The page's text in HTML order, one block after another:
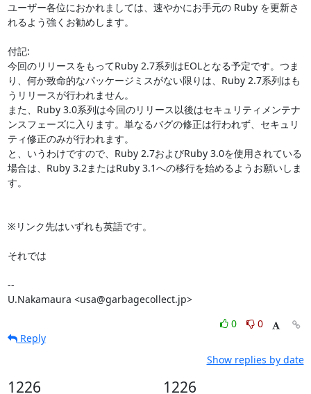
ユーザー各位におかれましては、速やかにお手元の Ruby を更新さ
れるよう強くお勧めします。
付記:
今回のリリースをもってRuby 2.7系列はEOLとなる予定です。つま
り、何か致命的なパッケージミスがない限りは、Ruby 2.7系列はも
うリリースが行われません。
また、Ruby 3.0系列は今回のリリース以後はセキュリティメンテナ
ンスフェーズに入ります。単なるバグの修正は行われず、セキュリ
ティ修正のみが行われます。
と、いうわけですので、Ruby 2.7およびRuby 3.0を使用されている
場合は、Ruby 3.2またはRuby 3.1への移行を始めるようお願いしま
す。
※リンク先はいずれも英語です。
それでは
--
U.Nakamaura <usa@garbagecollect.jp>
0
0
Reply
Show replies by date
1226 1226